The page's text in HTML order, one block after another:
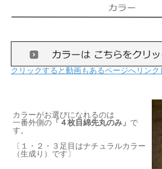
クリックすると動画もあるページへリンク
カラーがお選びになれるのは
一番外側の 「４枚目綿先丸のみ」 で
す。
〔１・２・３足目はナチュラルカラー
（生成り）です〕